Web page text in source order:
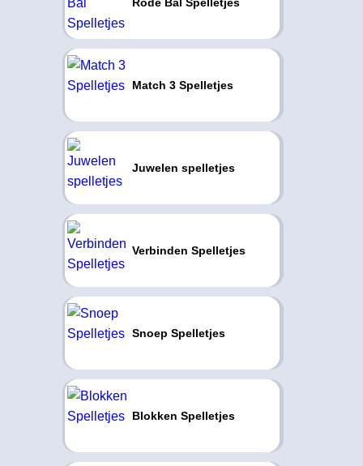
Match 3 Spelletjes
Juwelen spelletjes
Verbinden Spelletjes
Snoep Spelletjes
Blokken Spelletjes